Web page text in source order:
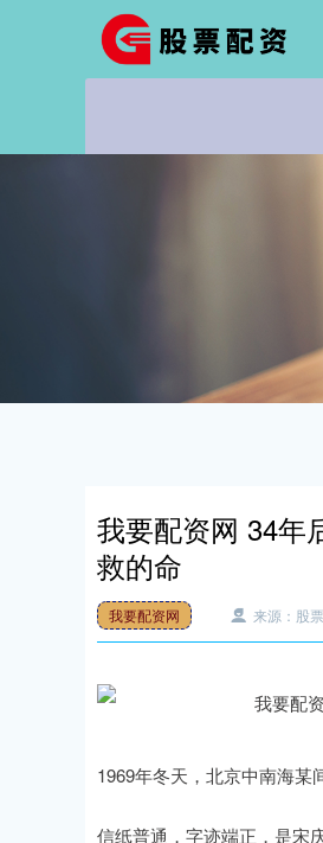
我要配资网 34年
救的命
我要配资网 来源：股
1969年冬天，北京中南海某
信纸普通，字迹端正，是宋